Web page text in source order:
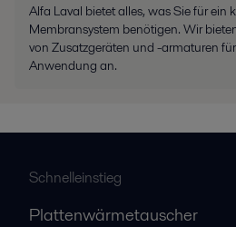
Alfa Laval bietet alles, was Sie für ein
Membransystem benötigen. Wir
von Zusatzgeräten und -armaturen
Anwendung an.
Schnelleinstieg
Plattenwärmetauscher